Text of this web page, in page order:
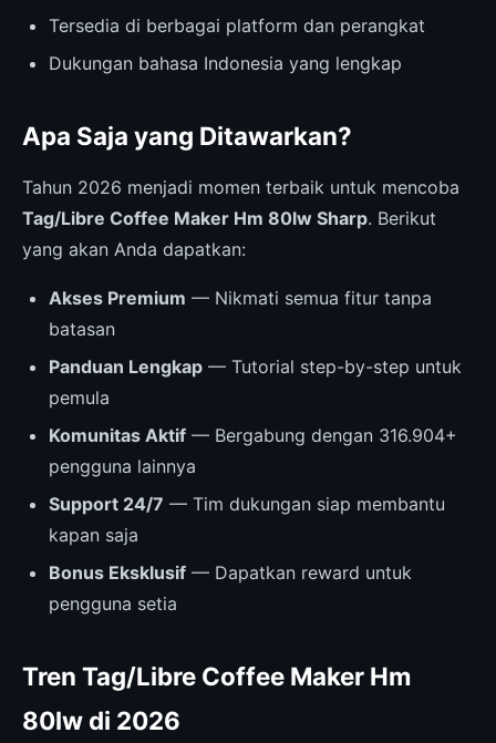
Tersedia di berbagai platform dan perangkat
Dukungan bahasa Indonesia yang lengkap
Apa Saja yang Ditawarkan?
Tahun 2026 menjadi momen terbaik untuk mencoba
Tag/Libre Coffee Maker Hm 80lw Sharp. Berikut
yang akan Anda dapatkan:
Akses Premium — Nikmati semua fitur tanpa
batasan
Panduan Lengkap — Tutorial step-by-step untuk
pemula
Komunitas Aktif — Bergabung dengan 316.904+
pengguna lainnya
Support 24/7 — Tim dukungan siap membantu
kapan saja
Bonus Eksklusif — Dapatkan reward untuk
pengguna setia
Tren Tag/Libre Coffee Maker Hm
80lw di 2026